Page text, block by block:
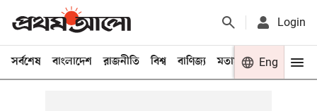
Login
সর্বশেষ বাংলাদেশ রাজনীতি বিশ্ব বাণিজ্য মতামত খেলা
Eng